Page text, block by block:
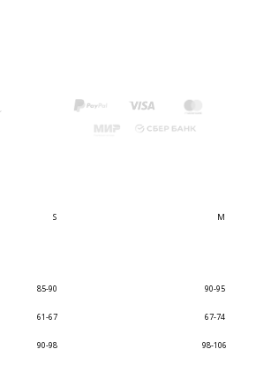
S M
85-90
61-67
90-98
90-95
67-74
98-106